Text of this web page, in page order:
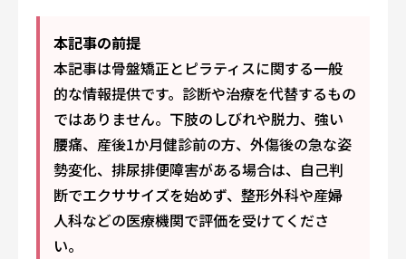
本記事の前提
本記事は骨盤矯正とピラティスに関する一般
的な情報提供です。診断や治療を代替するもの
ではありません。下肢のしびれや脱力、強い
腰痛、産後1か月健診前の方、外傷後の急な姿
勢変化、排尿排便障害がある場合は、自己判
断でエクササイズを始めず、整形外科や産婦
人科などの医療機関で評価を受けてくださ
い。